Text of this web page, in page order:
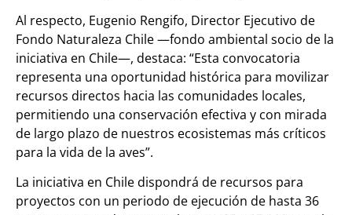
Al respecto, Eugenio Rengifo, Director Ejecutivo de
Fondo Naturaleza Chile —fondo ambiental socio de la
iniciativa en Chile—, destaca: “Esta convocatoria
representa una oportunidad histórica para movilizar
recursos directos hacia las comunidades locales,
permitiendo una conservación efectiva y con mirada
de largo plazo de nuestros ecosistemas más críticos
para la vida de la aves”.
La iniciativa en Chile dispondrá de recursos para
proyectos con un periodo de ejecución de hasta 36